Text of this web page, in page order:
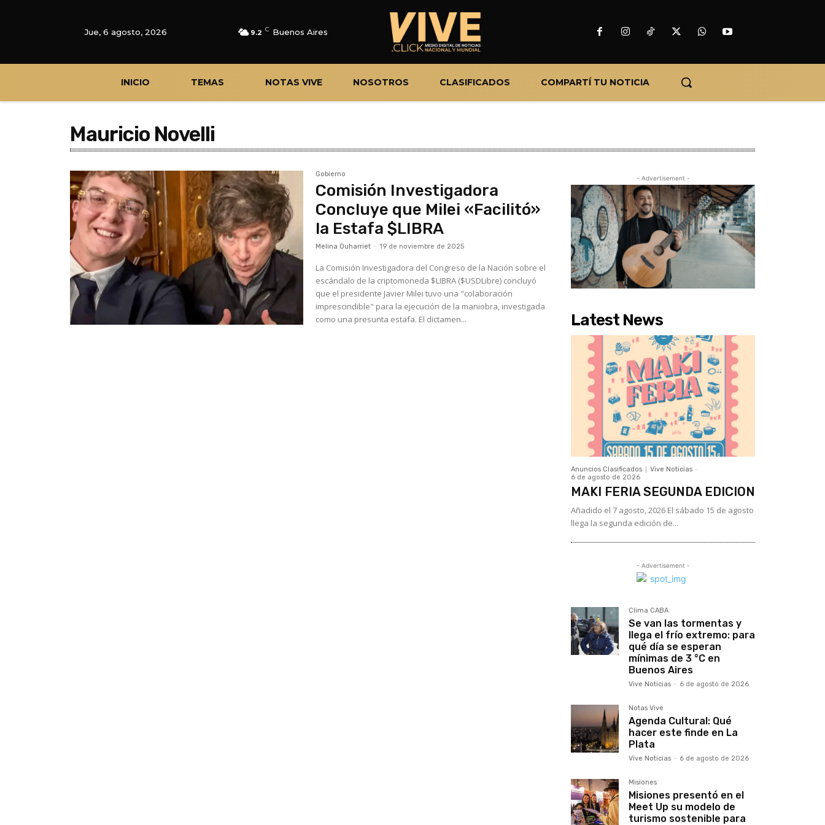
Jue, 6 agosto, 2026 9.2 C Buenos Aires
INICIO TEMAS NOTAS VIVE NOSOTROS CLASIFICADOS COMPARTÍ TU NOTICIA
Mauricio Novelli
Gobierno
Comisión Investigadora
Concluye que Milei «Facilitó»
la Estafa $LIBRA
Melina Ouharriet - 19 de noviembre de 2025
La Comisión Investigadora del Congreso de la Nación sobre el
escándalo de la criptomoneda $LIBRA ($USDLibre) concluyó
que el presidente Javier Milei tuvo una "colaboración
imprescindible" para la ejecución de la maniobra, investigada
como una presunta estafa. El dictamen...
- Advertisement -
Latest News
Anuncios Clasificados Vive Noticias -
6 de agosto de 2026
MAKI FERIA SEGUNDA EDICION
Añadido el 7 agosto, 2026 El sábado 15 de agosto
llega la segunda edición de...
- Advertisement -
Clima CABA
Se van las tormentas y
llega el frío extremo: para
qué día se esperan
mínimas de 3 °C en
Buenos Aires
Vive Noticias - 6 de agosto de 2026
Notas Vive
Agenda Cultural: Qué
hacer este finde en La
Plata
Vive Noticias - 6 de agosto de 2026
Misiones
Misiones presentó en el
Meet Up su modelo de
turismo sostenible para